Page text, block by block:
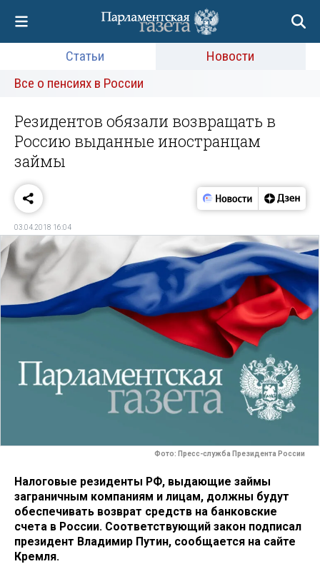
Статьи
Новости
Все о пенсиях в России
Резидентов обязали возвращать в
Россию выданные иностранцам
займы
03.04.2018 16:04
Фото: Пресс-служба Президента России
Налоговые резиденты РФ, выдающие займы
заграничным компаниям и лицам, должны будут
обеспечивать возврат средств на банковские
счета в России. Соответствующий закон подписал
президент Владимир Путин, сообщается на сайте
Кремля.